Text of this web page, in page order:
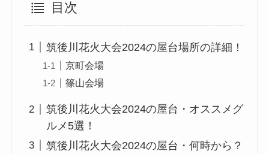
目次
筑後川花火大会2024の屋台場所の詳細！
京町会場
篠山会場
筑後川花火大会2024の屋台・オススメグ
ルメ5選！
筑後川花火大会2024の屋台・何時から？